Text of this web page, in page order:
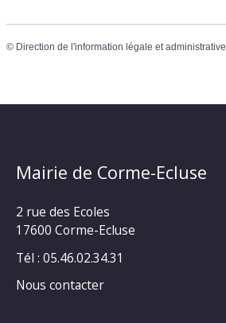
© Direction de l'information légale et administrative
Mairie de Corme-Ecluse
2 rue des Ecoles
17600 Corme-Ecluse
Tél : 05.46.02.34.31
Nous contacter